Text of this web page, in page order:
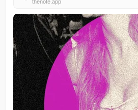
thenote.app